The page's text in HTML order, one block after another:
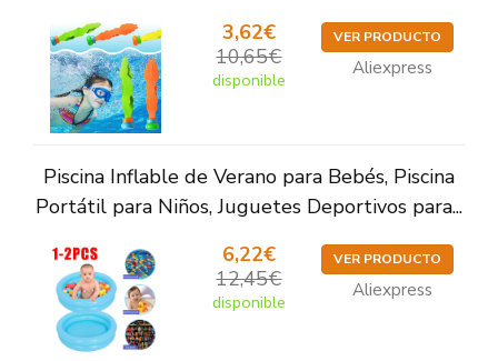
3,62€
10,65€
disponible
VER PRODUCTO
Aliexpress
Piscina Inflable de Verano para Bebés, Piscina
Portátil para Niños, Juguetes Deportivos para...
6,22€
12,45€
disponible
VER PRODUCTO
Aliexpress